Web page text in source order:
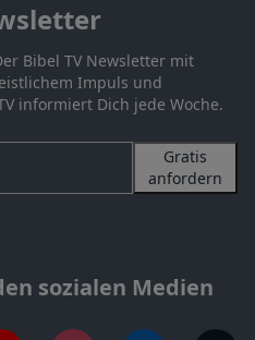
Bibel TV Newsletter mit
Impuls und
informiert Dich jede Woche.
Gratis
anfordern
sozialen Medien